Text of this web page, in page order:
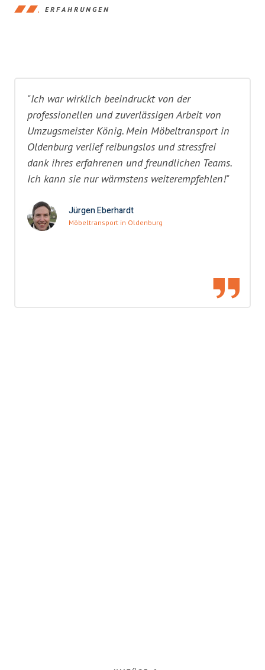
ERFAHRUNGEN
"Ich war wirklich beeindruckt von der
professionellen und zuverlässigen Arbeit von
Umzugsmeister König. Mein Möbeltransport in
Oldenburg verlief reibungslos und stressfrei
dank ihres erfahrenen und freundlichen Teams.
Ich kann sie nur wärmstens weiterempfehlen!"
Jürgen Eberhardt
Möbeltransport in Oldenburg